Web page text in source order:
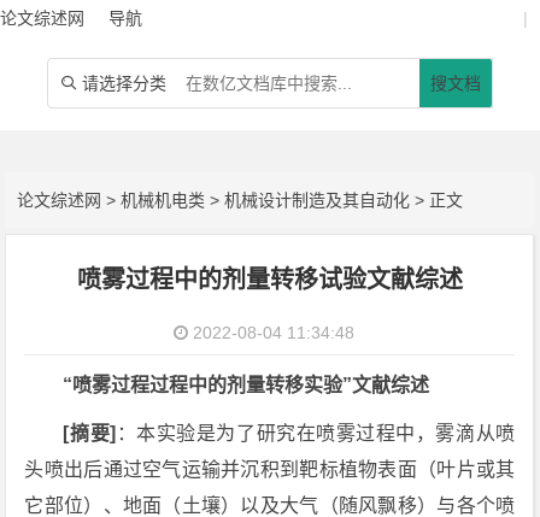
论文综述网 导航 |
 请选择分类 搜文档
论文综述网 >机械机电类 >机械设计制造及其自动化 > 正文
喷雾过程中的剂量转移试验文献综述
2022-08-04 11:34:48
“喷雾过程过程中的剂量转移实验”文献综述
[摘要] ：本实验是为了研究在喷雾过程中，雾滴从喷
头喷出后通过空气运输并沉积到靶标植物表面（叶片或其
它部位）、地面（土壤）以及大气（随风飘移）与各个喷